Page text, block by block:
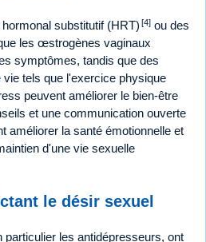
substitutif (HRT) [4] ou des
les œstrogènes vaginaux
symptômes, tandis que des
tels que l'exercice physique
peuvent améliorer le bien-être
et une communication ouverte
améliorer la santé émotionnelle et
d'une vie sexuelle
le désir sexuel
les antidépresseurs, ont